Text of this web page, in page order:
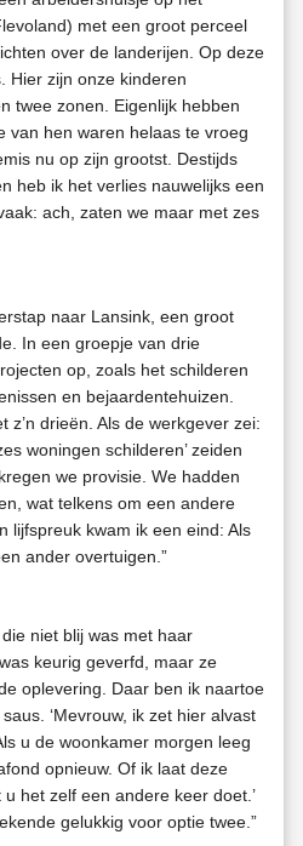
met een groot perceel
over de landerijen. Op deze
Hier zijn onze kinderen
twee zonen. Eigenlijk hebben
van hen waren helaas te vroeg
nu op zijn grootst. Destijds
heb ik het verlies nauwelijks een
ach, zaten we maar met zes
naar Lansink, een groot
In een groepje van drie
op, zoals het schilderen
en bejaardentehuizen.
z’n drieën. Als de werkgever zei:
woningen schilderen’ zeiden
we provisie. We hadden
wat telkens om een andere
lijfspreuk kwam ik een eind: Als
ander overtuigen.”
niet blij was met haar
keurig geverfd, maar ze
oplevering. Daar ben ik naartoe
‘Mevrouw, ik zet hier alvast
u de woonkamer morgen leeg
opnieuw. Of ik laat deze
het zelf een andere keer doet.’
gelukkig voor optie twee.”